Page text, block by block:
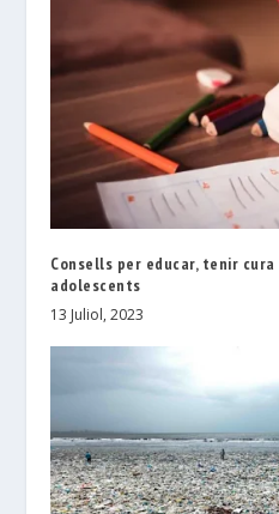
Consells per educar, tenir
adolescents
13 Juliol, 2023